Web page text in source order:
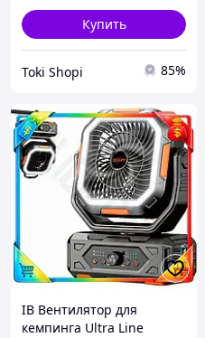
Купить
Tokі Shopі 85%
ІВ Вентилятор для
кемпинга Ultra Line